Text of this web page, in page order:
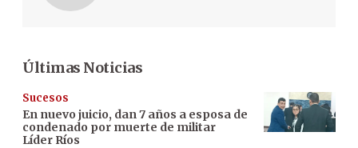
Últimas Noticias
Sucesos
En nuevo juicio, dan 7 años a esposa de
condenado por muerte de militar
Líder Ríos